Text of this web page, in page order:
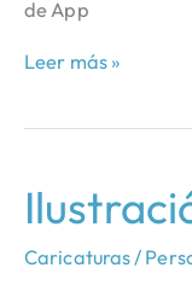
de App
Leer más »
Caricaturas /
Ilustración
Baby
Yoda